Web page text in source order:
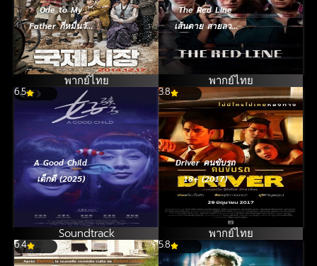
Ode to My
Father กี่หมื่นวัน
ไม่ลืมคำสัญญาพ่อ
(2014)
พากย์ไทย
The Red Line
เส้นตาย สายลวง
(2026)
พากย์ไทย
6.5
A Good Child
เด็กดี (2025)
Soundtrack
3.8
Driver คนขับรถ
18+ (2017)
พากย์ไทย
6.4 5.8